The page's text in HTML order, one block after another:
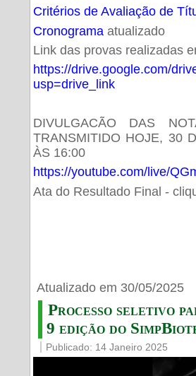
Critérios de Avaliação de
Cronogramaatualizado
Link das provas realizadas
https://drive.google.com/
usp=drive_link
DIVULGACÃO DAS
TRANSMITIDO HOJE, 30
ÀS 16:00
https://youtube.com/live/
Ata do Resultado Final -
Atualizado em 30/05/2025
Processo seletivo
9 edição do
Publicado: 14 Janeiro 2025